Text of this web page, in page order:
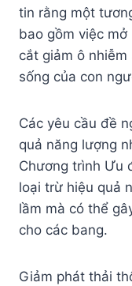
tin rằng một
bao gồm việc
cắt giảm ô
sống của con
Các yêu cầu đề
quả năng lượng
Chương trình Ưu
loại trừ hiệu quả
lầm mà có thể
cho các bang.
Giảm phát thải